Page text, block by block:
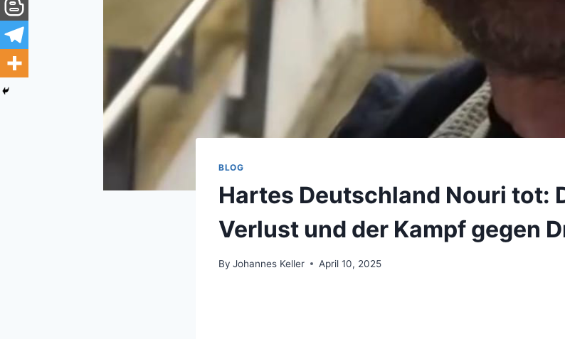
BLOG
Hartes Deutschland Nouri tot:
Verlust und der Kampf gegen
By Johannes Keller April 10, 2025